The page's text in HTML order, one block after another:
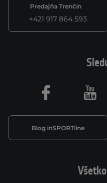
Predajňa Trenčín
+421 917 864 593
Blog inSPORTline
Facebook